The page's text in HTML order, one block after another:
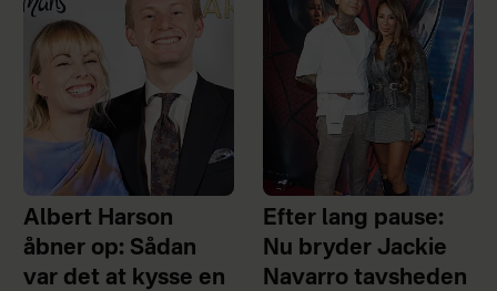
Albert Harson
åbner op: Sådan
var det at kysse en
Efter lang pause:
Nu bryder Jackie
Navarro tavsheden